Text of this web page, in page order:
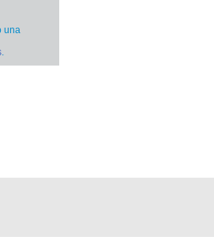
una
.